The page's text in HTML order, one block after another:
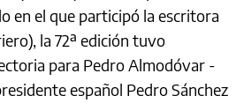
en el que participó la escritora
la 72ª edición tuvo
para Pedro Almodóvar -
español Pedro Sánchez